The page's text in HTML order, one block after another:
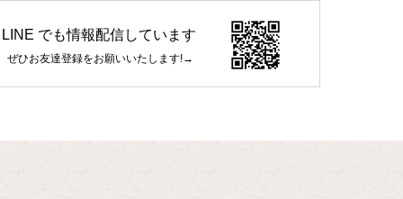
LINE でも情報配信しています
ぜひお友達登録をお願いいたします!→